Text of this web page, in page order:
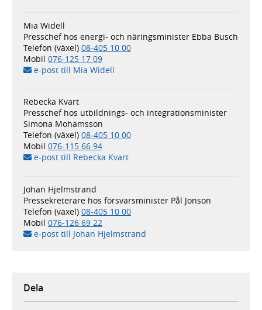
Mia Widell
Presschef hos energi- och näringsminister Ebba Busch
Telefon (växel) 08-405 10 00
Mobil 076-125 17 09
e-post till Mia Widell
Rebecka Kvart
Presschef hos utbildnings- och integrationsminister
Simona Mohamsson
Telefon (växel) 08-405 10 00
Mobil 076-115 66 94
e-post till Rebecka Kvart
Johan Hjelmstrand
Pressekreterare hos försvarsminister Pål Jonson
Telefon (växel) 08-405 10 00
Mobil 076-126 69 22
e-post till Johan Hjelmstrand
Dela